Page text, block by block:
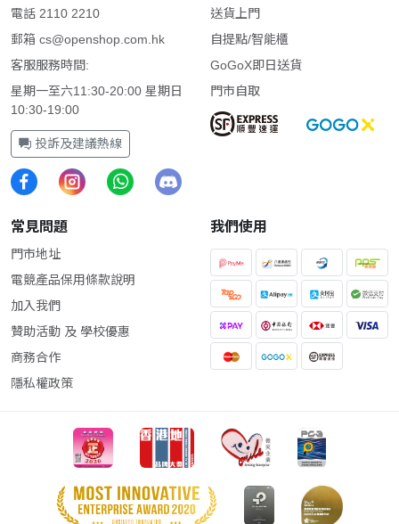
電話 2110 2210
郵箱 cs@openshop.com.hk
客服服務時間:
星期一至六11:30-20:00 星期日
10:30-19:00
投訴及建議熱線
送貨上門
自提點/智能櫃
GoGoX即日送貨
門市自取
常見問題
門市地址
電競產品保用條款說明
加入我們
贊助活動 及 學校優惠
商務合作
隱私權政策
我們使用